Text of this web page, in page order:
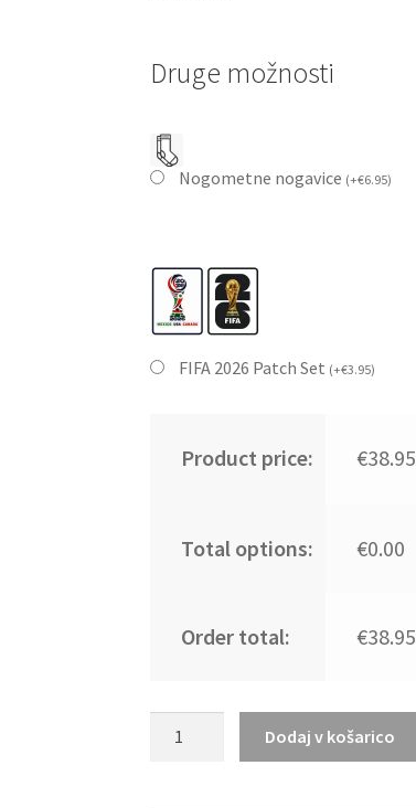
Druge možnosti
Nogometne nogavice (+€6.95)
FIFA 2026 Patch Set (+€3.95)
Product price: €38.95
Total options: €0.00
Order total: €38.95
Dodaj v košarico